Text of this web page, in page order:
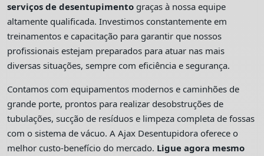
serviços de desentupimento graças à nossa equipe
altamente qualificada. Investimos constantemente em
treinamentos e capacitação para garantir que nossos
profissionais estejam preparados para atuar nas mais
diversas situações, sempre com eficiência e segurança.
Contamos com equipamentos modernos e caminhões de
grande porte, prontos para realizar desobstruções de
tubulações, sucção de resíduos e limpeza completa de fossas
com o sistema de vácuo. A Ajax Desentupidora oferece o
melhor custo-benefício do mercado. Ligue agora mesmo